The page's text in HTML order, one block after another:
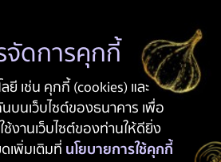
จัดการคุกกี้
ยี เช่น คุกกี้ (cookies) และ
บนเว็บไซต์ของธนาคาร เพื่อ
งานเว็บไซต์ของท่านให้ดียิ่ง
เพิ่มเติมที่ นโยบายการใช้คุกกี้